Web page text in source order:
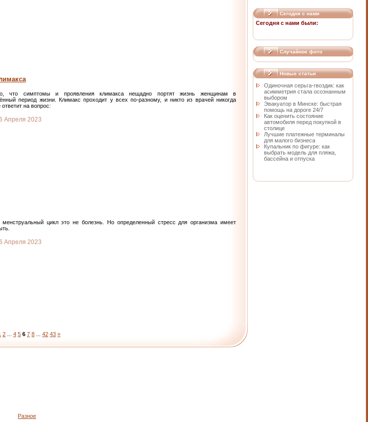
что симптомы и проявления климакса нещадно портят жизнь женщинам в
период жизни. Климакс проходит у всех по-разному, и никто из врачей никогда
ответит на вопрос:
Апреля 2023
менструальный цикл это не болезнь. Но определенный стресс для организма имеет
Апреля 2023
2 4 5 6 7 8 42 43 »
Сегодня с нами
Сегодня с нами были:
Случайное фото
Новые статьи
Одиночная серьга-гвоздик: как
асимметрия стала осознанным
выбором
Эвакуатор в Минске: быстрая
помощь на дороге 24/7
Как оценить состояние
автомобиля перед покупкой в
столице
Лучшие платежные терминалы
для малого бизнеса
Купальник по фигуре: как
выбрать модель для пляжа,
бассейна и отпуска
Разное